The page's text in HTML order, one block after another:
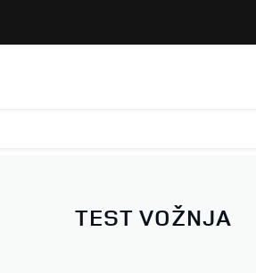
TEST VOŽNJA